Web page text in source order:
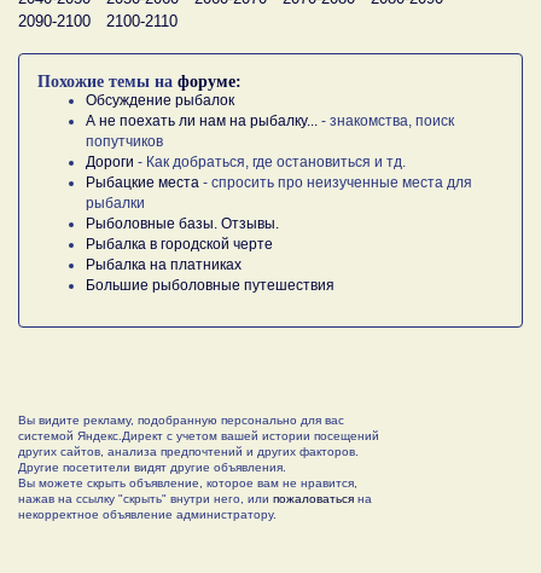
2090-2100
2100-2110
Похожие темы на форуме:
Обсуждение рыбалок
А не поехать ли нам на рыбалку... - знакомства, поиск
попутчиков
Дороги - Как добраться, где остановиться и тд.
Рыбацкие места - спросить про неизученные места для
рыбалки
Рыболовные базы. Отзывы.
Рыбалка в городской черте
Рыбалка на платниках
Большие рыболовные путешествия
Вы видите рекламу, подобранную персонально для вас
системой Яндекс.Директ с учетом вашей истории посещений
других сайтов, анализа предпочтений и других факторов.
Другие посетители видят другие объявления.
Вы можете скрыть объявление, которое вам не нравится,
нажав на ссылку "скрыть" внутри него, или пожаловаться на
некорректное объявление администратору.